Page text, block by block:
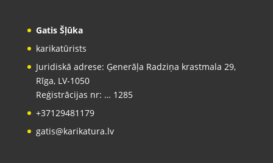
Gatis Šļūka
karikatūrists
Juridiskā adrese: Ģenerāļa Radziņa krastmala 29,
Rīga, LV-1050
Reģistrācijas nr: … 1285
+37129481179
gatis@karikatura.lv